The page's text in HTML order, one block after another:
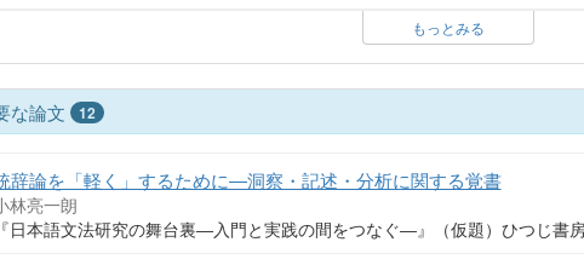
もっとみる
な論文 12
辞論を「軽く」するために―洞察・記述・分析に関する覚書
林亮一朗
日本語文法研究の舞台裏―入門と実践の間をつなぐ―』（仮題）ひつじ書